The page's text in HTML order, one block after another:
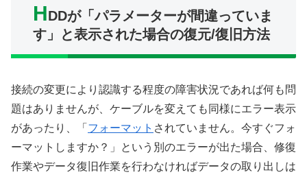
HDDが「パラメーターが間違っていま
す」と表示された場合の復元/復旧方法
接続の変更により認識する程度の障害状況であれば何も問
題はありませんが、ケーブルを変えても同様にエラー表示
があったり、「 フォーマット されていません。今すぐフォ
ーマットしますか？」という別のエラーが出た場合、修復
作業やデータ復旧作業を行わなければデータの取り出しは